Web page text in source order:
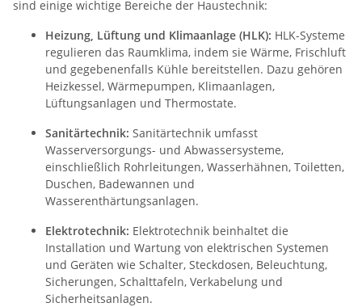
sind einige wichtige Bereiche der Haustechnik:
Heizung, Lüftung und Klimaanlage (HLK): HLK-Systeme
regulieren das Raumklima, indem sie Wärme, Frischluft
und gegebenenfalls Kühle bereitstellen. Dazu gehören
Heizkessel, Wärmepumpen, Klimaanlagen,
Lüftungsanlagen und Thermostate.
Sanitärtechnik: Sanitärtechnik umfasst
Wasserversorgungs- und Abwassersysteme,
einschließlich Rohrleitungen, Wasserhähnen, Toiletten,
Duschen, Badewannen und
Wasserenthärtungsanlagen.
Elektrotechnik: Elektrotechnik beinhaltet die
Installation und Wartung von elektrischen Systemen
und Geräten wie Schalter, Steckdosen, Beleuchtung,
Sicherungen, Schalttafeln, Verkabelung und
Sicherheitsanlagen.